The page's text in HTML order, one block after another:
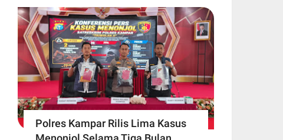
Polres Kampar Rilis Lima Kasus